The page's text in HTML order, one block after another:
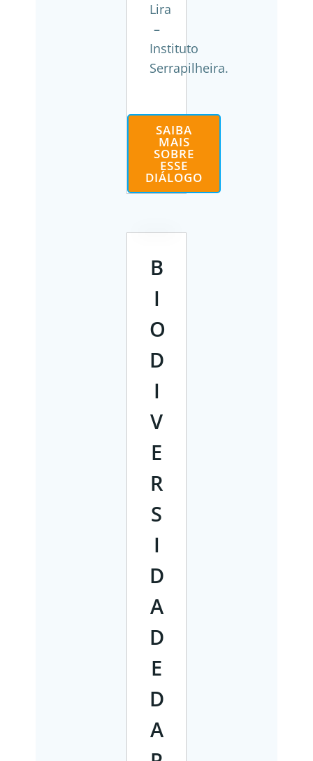
Lira
–
Instituto
Serrapilheira.
SAIBA
MAIS
SOBRE
ESSE
DIÁLOGO
B
I
O
D
I
V
E
R
S
I
D
A
D
E
D
A